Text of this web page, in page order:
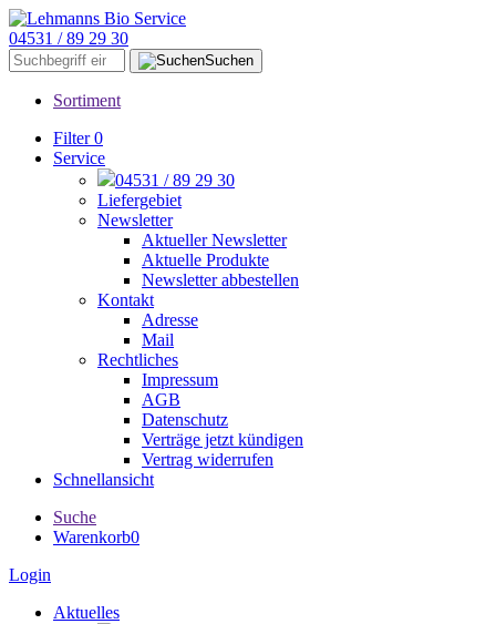
04531 / 89 29 30
Suchen
Sortiment
Filter 0
Service
04531 / 89 29 30
Liefergebiet
Newsletter
Aktueller Newsletter
Aktuelle Produkte
Newsletter abbestellen
Kontakt
Adresse
Mail
Rechtliches
Impressum
AGB
Datenschutz
Verträge jetzt kündigen
Vertrag widerrufen
Schnellansicht
Suche
Warenkorb0
Login
Aktuelles